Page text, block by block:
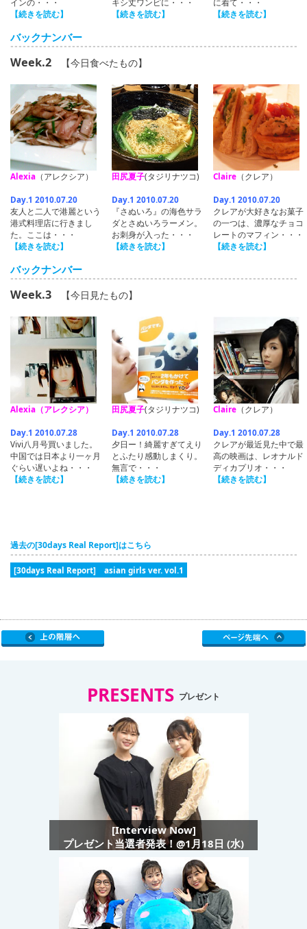
【続きを読む】
【続きを読む】
【続きを読む】
バックナンバー
Week.2 【今日食べたもの】
Alexia （アレクシア）
Day.1 2010.07.20
友人と二人で港麗という
港式料理店に行きまし
た。ここは・・・
【続きを読む】
田尻夏子(タジリナツコ)
Day.1 2010.07.20
『さぬいろ』の海色サラ
ダとさぬいろラーメン。
お刺身が入った・・・
【続きを読む】
Claire（クレア）
Day.1 2010.07.20
クレアが大好きなお菓子
の一つは、濃厚なチョコ
レートのマフィン・・・
【続きを読む】
バックナンバー
Week.3 【今日見たもの】
Alexia（アレクシア）
Day.1 2010.07.28
Vivi八月号買いました。
中国では日本より一ヶ月
ぐらい遅いよね・・・
【続きを読む】
田尻夏子(タジリナツコ)
Day.1 2010.07.28
夕日ー！綺麗すぎてえり
とふたり感動しまくり。
無言で・・・
【続きを読む】
Claire（クレア）
Day.1 2010.07.28
クレアが最近見た中で最
高の映画は、レオナルド
ディカプリオ・・・
【続きを読む】
過去の[30days Real Report]はこちら
[30days Real Report] asian girls ver. vol.1
PRESENTS プレゼント
[Interview Now]
プレゼント当選者発表！@1月18日 (水)